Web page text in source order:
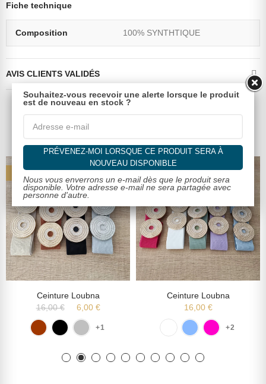
Fiche technique
Composition 100% SYNTHTIQUE
AVIS CLIENTS VALIDÉS
Dans la même catégorie
Ceinture Loubna
16,00 €
6,00 €
+1
Ceinture Loubna
16,00 €
+2
Souhaitez-vous recevoir une alerte lorsque le produit
est de nouveau en stock ?
PRÉVENEZ-MOI LORSQUE CE PRODUIT SERA À
NOUVEAU DISPONIBLE
Nous vous enverrons un e-mail dès que le produit sera
disponible. Votre adresse e-mail ne sera partagée avec
personne d'autre.